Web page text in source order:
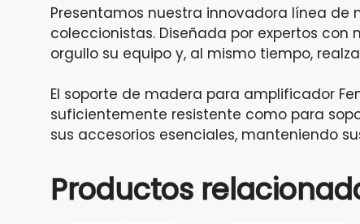
Presentamos nuestra innovadora línea de
coleccionistas. Diseñada por expertos
orgullo su equipo y, al mismo tiempo,
El soporte de madera para amplificador
suficientemente resistente como para
sus accesorios esenciales, manteniendo
Productos